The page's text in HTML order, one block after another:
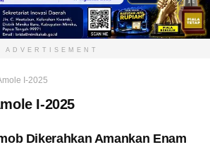
ADVERTISEMENT
I-2025
I-2025
Dikerahkan Amankan Enam